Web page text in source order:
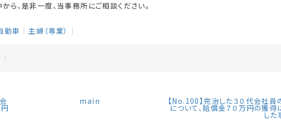
、是非一度、当事務所にご相談ください。
動車 主婦（専業）
main 【No.100】完治した３０代会社員
について、賠償金７０万円の獲得
した